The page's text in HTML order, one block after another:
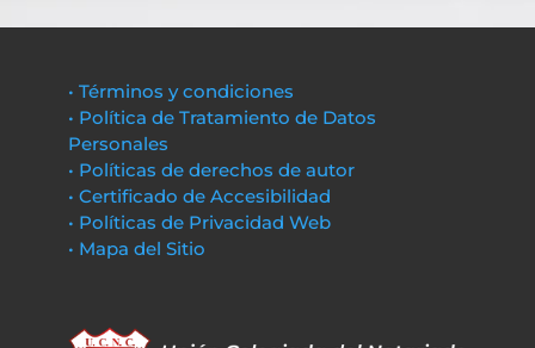
• Términos y condiciones
• Política de Tratamiento de Datos
Personales
• Políticas de derechos de autor
• Certificado de Accesibilidad
• Políticas de Privacidad Web
• Mapa del Sitio